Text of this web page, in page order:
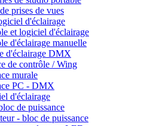
prises de vues
d'éclairage
et logiciel d'éclairage
d'éclairage manuelle
d'éclairage DMX
de contrôle / Wing
murale
PC - DMX
d'éclairage
de puissance
- bloc de puissance